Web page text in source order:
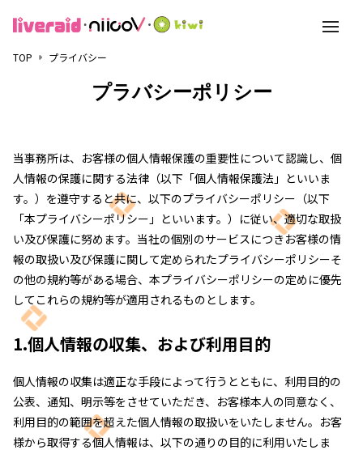
toggle
TOP プライバシー
プラバシーポリシー
当事務所は、お客様の個人情報保護の重要性について認識し、個
人情報の保護に関する法律（以下「個人情報保護法」といいま
す。）を遵守すると共に、以下のプライバシーポリシー（以下
「本プライバシーポリシー」といいます。）に従い、適切な取扱
い及び保護に努めます。当社の個別のサービスにつきお客様の情
報の取扱い及び保護に関して定められたプライバシーポリシーそ
の他の規約等がある場合、本プライバシーポリシーの定めに優先
してこれらの規約等が適用されるものとします。
1.個人情報の収集、および利用目的
個人情報の収集は適正な手段によって行うとともに、利用目的の
公表、通知、明示等をさせていただき、お客様本人の同意なく、
利用目的の範囲を超えた個人情報の取扱いをいたしません。お客
様から取得する個人情報は、以下の通りの目的に利用いたしま